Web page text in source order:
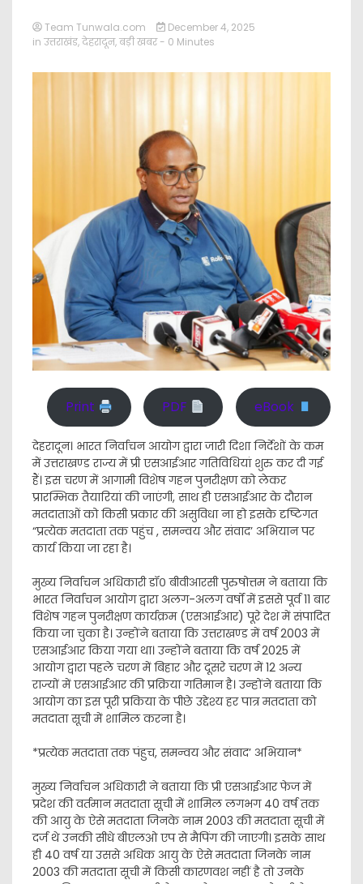
Team Tunwala.com
December 4, 2025
in उत्तराखंड,देहरादून,बड़ी खबर - 0 Minutes
Print PDF eBook
देहरादून। भारत निर्वाचन आयोग द्वारा जारी दिशा निर्देशों के कम
में उत्तराखण्ड राज्य में प्री एसआईआर गतिविधियां शुरु कर दी गई
हैं। इस चरण में आगामी विशेष गहन पुनरीक्षण को लेकर
प्रारम्भिक तैयारियां की जाएंगी, साथ ही एसआईआर के दौरान
मतदाताओं को किसी प्रकार की असुविधा ना हो इसके दृष्टिगत
“प्रत्येक मतदाता तक पहुंच , समन्वय और संवाद’ अभियान पर
कार्य किया जा रहा है।
मुख्य निर्वाचन अधिकारी डॉ० बीवीआरसी पुरुषोत्तम ने बताया कि
भारत निर्वाचन आयोग द्वारा अलग-अलग वर्षों में इससे पूर्व 11 बार
विशेष गहन पुनरीक्षण कार्यक्रम (एसआईआर) पूरे देश में संपादित
किया जा चुका है। उन्होंने बताया कि उत्तराखण्ड में वर्ष 2003 में
एसआईआर किया गया था। उन्होंने बताया कि वर्ष 2025 में
आयोग द्वारा पहले चरण में बिहार और दूसरे चरण में 12 अन्य
राज्यों में एसआईआर की प्रक्रिया गतिमान है। उन्होंने बताया कि
आयोग का इस पूरी प्रकिया के पीछे उद्देश्य हर पात्र मतदाता को
मतदाता सूची में शामिल करना है।
*प्रत्येक मतदाता तक पंहुच, समन्वय और संवाद’ अभियान*
मुख्य निर्वाचन अधिकारी ने बताया कि प्री एसआईआर फेज में
प्रदेश की वर्तमान मतदाता सूची में शामिल लगभग 40 वर्ष तक
की आयु के ऐसे मतदाता जिनके नाम 2003 की मतदाता सूची में
दर्ज थे उनकी सीधे बीएलओ एप से मैपिंग की जाएगी। इसके साथ
ही 40 वर्ष या उससे अधिक आयु के ऐसे मतदाता जिनके नाम
2003 की मतदाता सूची में किसी कारणवश नहीं है तो उनके